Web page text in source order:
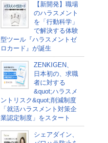
【新開発】職場
のハラスメント
を「行動科学」
で解決する体験
型ツール『ハラスメントゼ
ロカード』が誕生
ZENKIGEN、
日本初の、求職
者に対する
&quot;ハラスメ
ントリスク&quot;削減制度
「就活ハラスメント対策企
業認定制度」をスタート
シェアダイン、